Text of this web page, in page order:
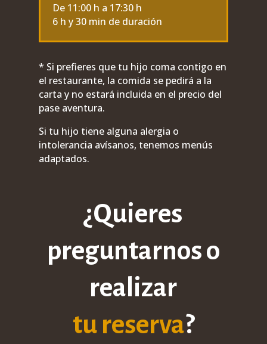
De 11:00 h a 17:30 h
6 h y 30 min de duración
* Si prefieres que tu hijo coma contigo en
el restaurante, la comida se pedirá a la
carta y no estará incluida en el precio del
pase aventura.
Si tu hijo tiene alguna alergia o
intolerancia avísanos, tenemos menús
adaptados.
¿Quieres
preguntarnos o
realizar
tu reserva?